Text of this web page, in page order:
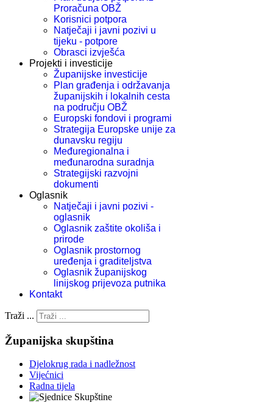
Proračuna OBŽ
Korisnici potpora
Natječaji i javni pozivi u
tijeku - potpore
Obrasci izvješća
Projekti i investicije
Županijske investicije
Plan građenja i održavanja
županijskih i lokalnih cesta
na području OBŽ
Europski fondovi i programi
Strategija Europske unije za
dunavsku regiju
Međuregionalna i
međunarodna suradnja
Strategijski razvojni
dokumenti
Oglasnik
Natječaji i javni pozivi -
oglasnik
Oglasnik zaštite okoliša i
prirode
Oglasnik prostornog
uređenja i graditeljstva
Oglasnik županijskog
linijskog prijevoza putnika
Kontakt
Traži ...
Županijska skupština
Djelokrug rada i nadležnost
Vijećnici
Radna tijela